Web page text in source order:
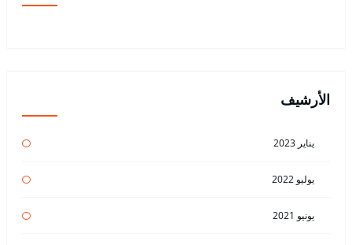
الأرشيف
يناير 2023
يوليو 2022
يونيو 2021